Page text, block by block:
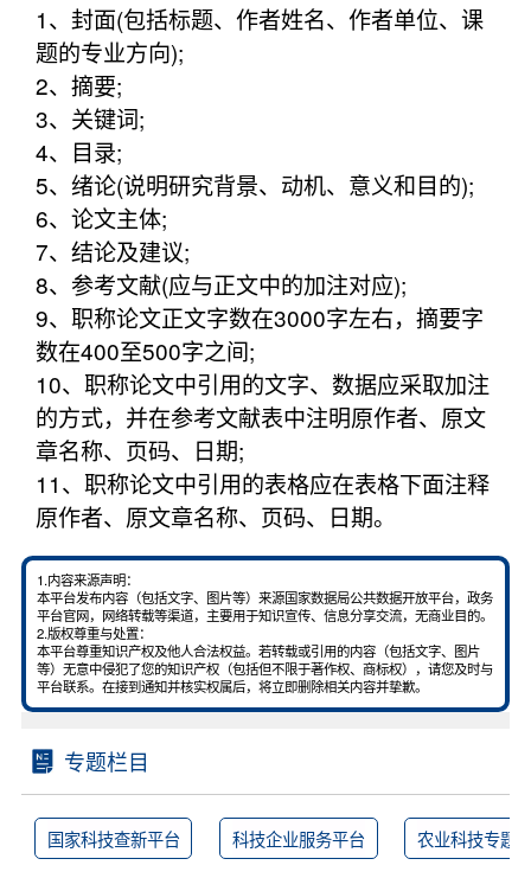
1、封面(包括标题、作者姓名、作者单位、课
题的专业方向);
2、摘要;
3、关键词;
4、目录;
5、绪论(说明研究背景、动机、意义和目的);
6、论文主体;
7、结论及建议;
8、参考文献(应与正文中的加注对应);
9、职称论文正文字数在3000字左右，摘要字
数在400至500字之间;
10、职称论文中引用的文字、数据应采取加注
的方式，并在参考文献表中注明原作者、原文
章名称、页码、日期;
11、职称论文中引用的表格应在表格下面注释
原作者、原文章名称、页码、日期。
1.内容来源声明：
本平台发布内容（包括文字、图片等）来源国家数据局公共数据开放平台，政务
平台官网，网络转载等渠道，主要用于知识宣传、信息分享交流，无商业目的。
2.版权尊重与处置：
本平台尊重知识产权及他人合法权益。若转载或引用的内容（包括文字、图片
等）无意中侵犯了您的知识产权（包括但不限于著作权、商标权），请您及时与
平台联系。在接到通知并核实权属后，将立即删除相关内容并挚歉。
专题栏目
国家科技查新平台 科技企业服务平台 农业科技专题